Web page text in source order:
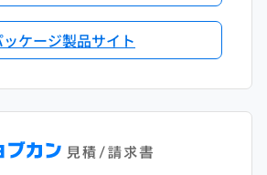
ッケージ製品サイト